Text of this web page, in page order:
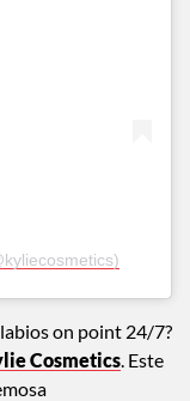
on point 24/7?
Cosmetics. Este